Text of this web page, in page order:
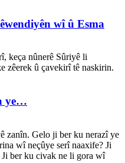
wî û Esma
keça nûnerê Sûriyê li
zêerek û çavekirî tê naskirin.
ye…
zanîn. Gelo ji ber ku nerazî ye
wî neçûye serî naaxife? Ji
ber ku civak ne li gora wî